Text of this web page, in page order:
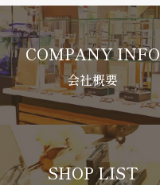
COMPANY INFO
会社概要
SHOP LIST